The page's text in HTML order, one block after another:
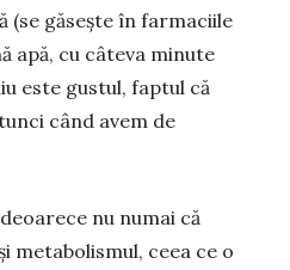
(se găsește în farmaciile
apă, cu câteva minute
este gustul, faptul că
când avem de
nu numai că
metabolismul, ceea ce o